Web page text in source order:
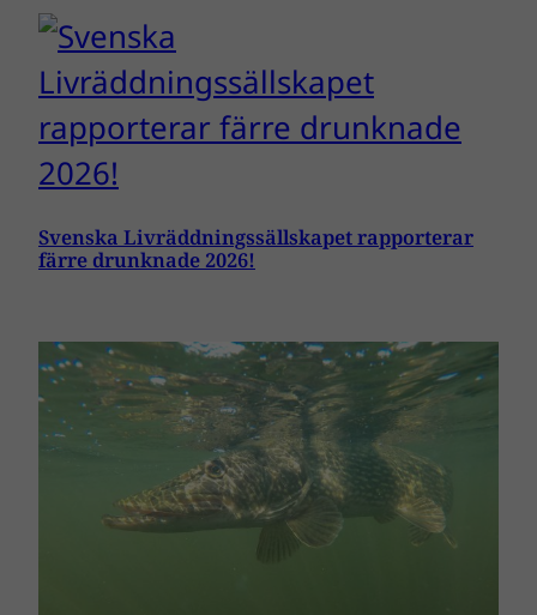
Svenska Livräddningssällskapet rapporterar
färre drunknade 2026!